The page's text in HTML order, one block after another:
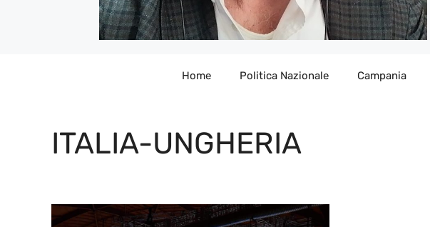
Home Politica Nazionale Campania
ITALIA-UNGHERIA